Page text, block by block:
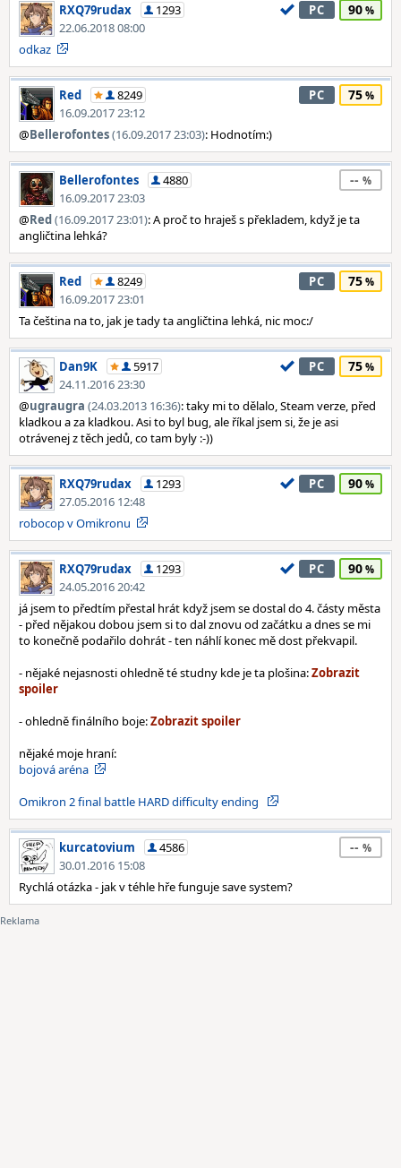
RXQ79rudax
1293
22.06.2018 08:00
PC 90
odkaz
Red
8249
16.09.2017 23:12
PC 75
@Bellerofontes(16.09.2017 23:03): Hodnotím:)
Bellerofontes
4880
16.09.2017 23:03
--
@Red(16.09.2017 23:01): A proč to hraješ s překladem, když je ta
angličtina lehká?
Red
8249
16.09.2017 23:01
PC 75
Ta čeština na to, jak je tady ta angličtina lehká, nic moc:/
Dan9K
5917
24.11.2016 23:30
PC 75
@ugraugra (24.03.2013 16:36): taky mi to dělalo, Steam verze, před
kladkou a za kladkou. Asi to byl bug, ale říkal jsem si, že je asi
otrávenej z těch jedů, co tam byly :-))
RXQ79rudax
1293
27.05.2016 12:48
PC 90
robocop v Omikronu
RXQ79rudax
1293
24.05.2016 20:42
PC 90
já jsem to předtím přestal hrát když jsem se dostal do 4. částy města
- před nějakou dobou jsem si to dal znovu od začátku a dnes se mi
to konečně podařilo dohrát - ten náhlí konec mě dost překvapil.
- nějaké nejasnosti ohledně té studny kde je ta plošina:
- ohledně finálního boje:
nějaké moje hraní:
bojová aréna
Omikron 2 final battle HARD difficulty ending
kurcatovium
4586
30.01.2016 15:08
--
Rychlá otázka - jak v téhle hře funguje save system?